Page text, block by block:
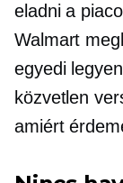
eladni a
Walmart
egyedi
közvetlen
amiért